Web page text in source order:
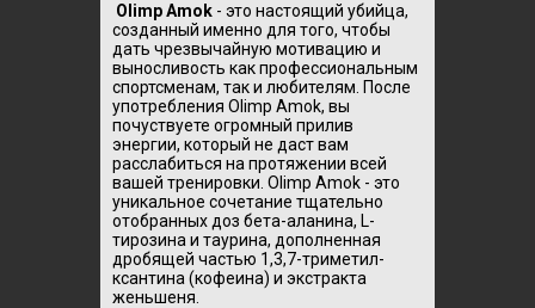
Olimp Amok - это настоящий убийца,
созданный именно для того, чтобы
дать чрезвычайную мотивацию и
выносливость как профессиональным
спортсменам, так и любителям. После
употребления Olimp Amok, вы
почуствуете огромный прилив
энергии, который не даст вам
расслабиться на протяжении всей
вашей тренировки. Olimp Amok - это
уникальное сочетание тщательно
отобранных доз бета-аланина, L-
тирозина и таурина, дополненная
дробящей частью 1,3,7-триметил-
ксантина (кофеина) и экстракта
женьшеня.